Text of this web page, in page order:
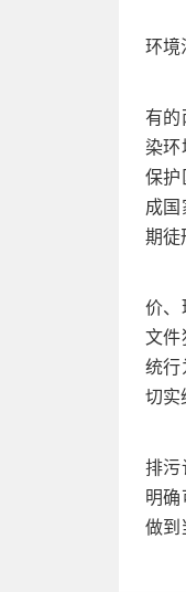
环境
有的
染环
保护
成国
期徒
价、
文件
统行
切实
排污
明确
做到